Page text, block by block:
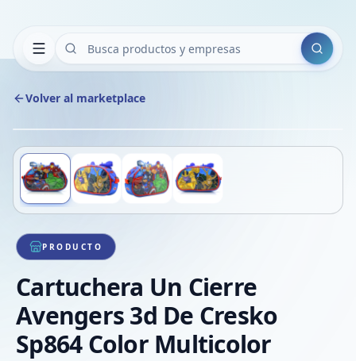
Buscar
Volver al marketplace
1/4
PRODUCTO
Cartuchera Un Cierre
Avengers 3d De Cresko
Sp864 Color Multicolor